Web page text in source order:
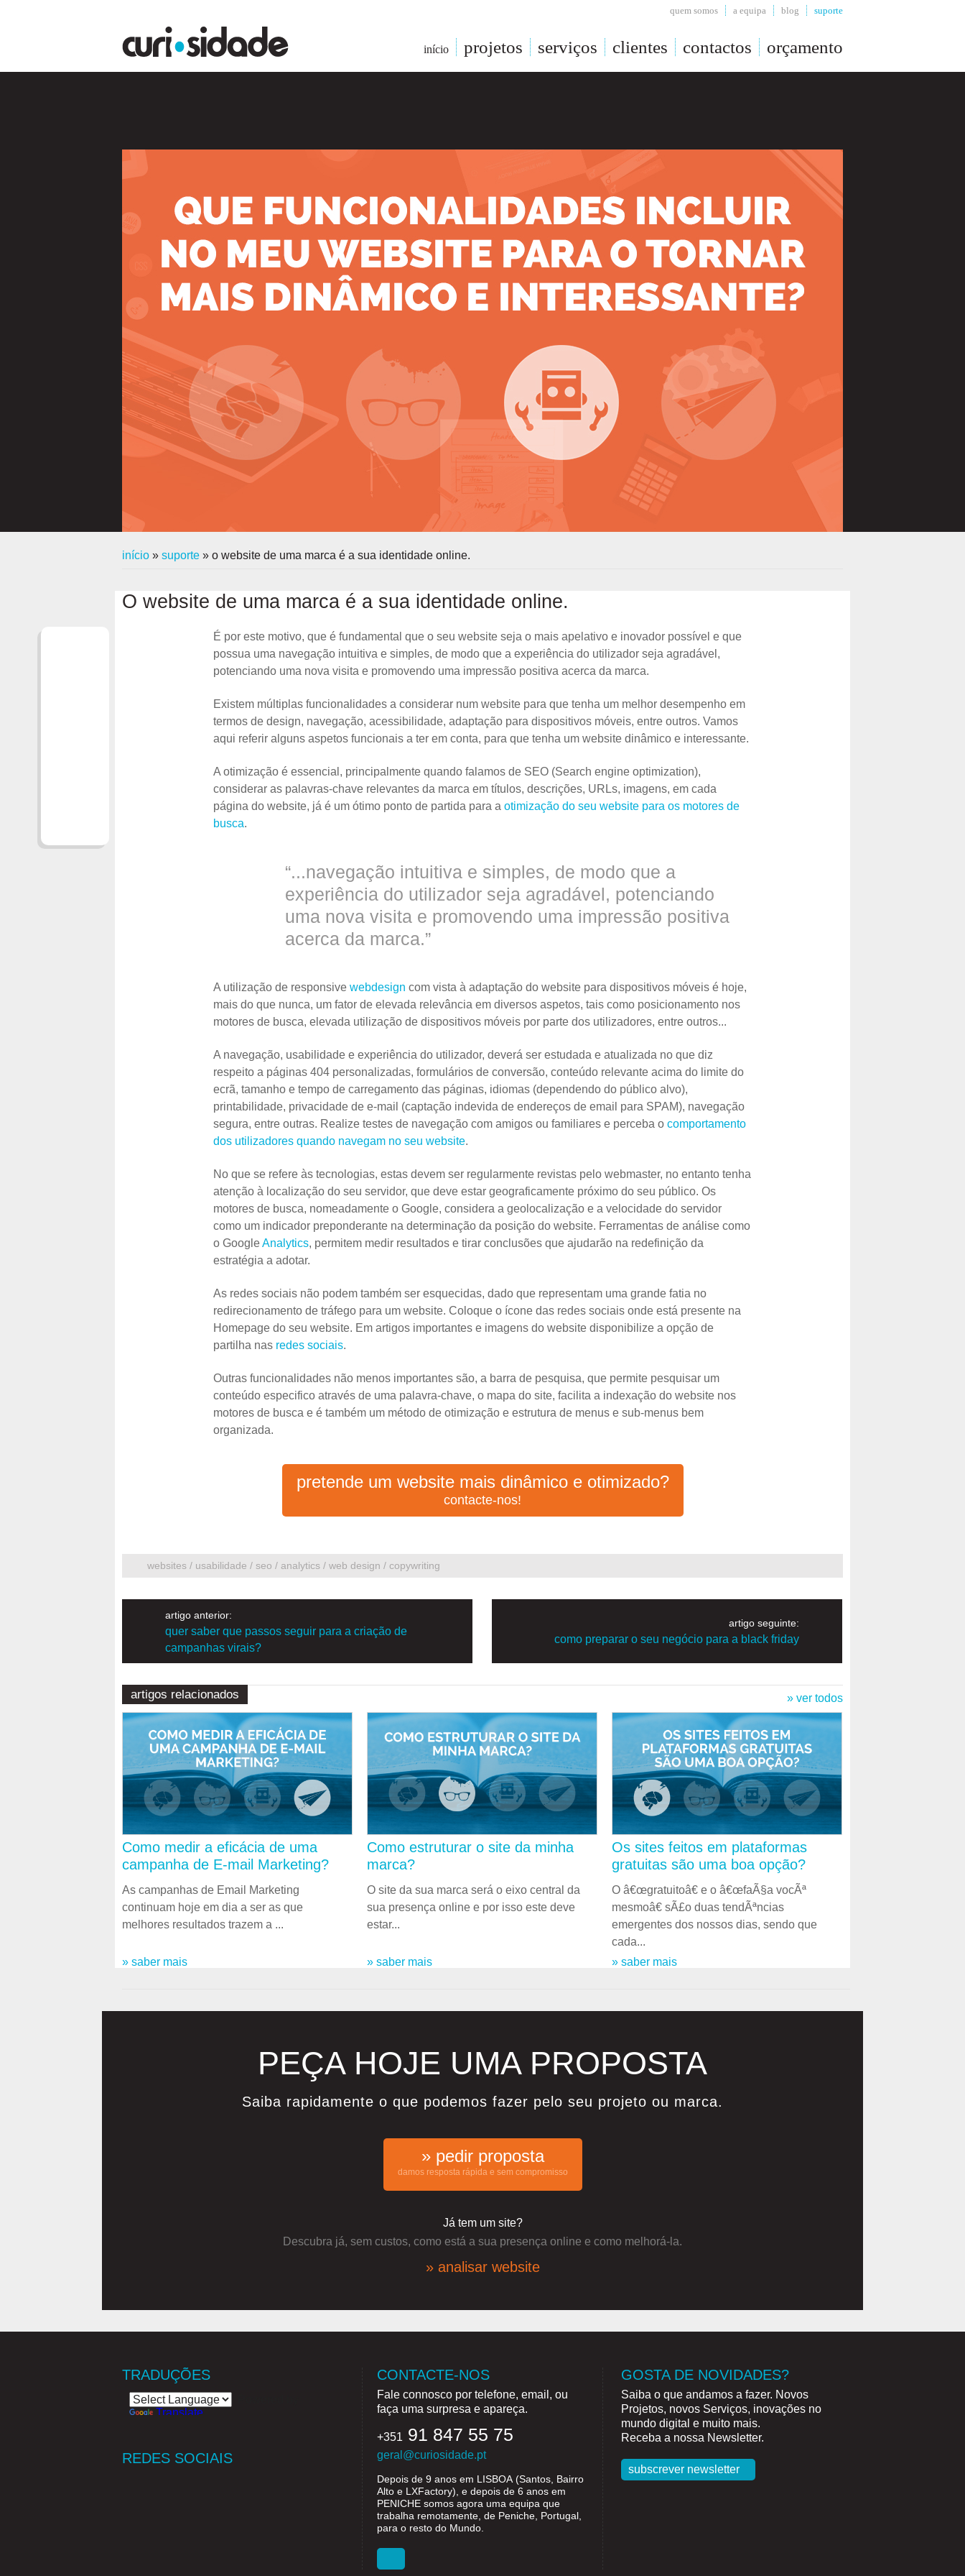
quem somos a equipa blog suporte
início projetos serviços clientes contactos orçamento
início » suporte » o website de uma marca é a sua identidade online.
O website de uma marca é a sua identidade online.
É por este motivo, que é fundamental que o seu website seja o mais apelativo e inovador possível e que
possua uma navegação intuitiva e simples, de modo que a experiência do utilizador seja agradável,
potenciando uma nova visita e promovendo uma impressão positiva acerca da marca.
Existem múltiplas funcionalidades a considerar num website para que tenha um melhor desempenho em
termos de design, navegação, acessibilidade, adaptação para dispositivos móveis, entre outros. Vamos
aqui referir alguns aspetos funcionais a ter em conta, para que tenha um website dinâmico e interessante.
A otimização é essencial, principalmente quando falamos de SEO (Search engine optimization),
considerar as palavras-chave relevantes da marca em títulos, descrições, URLs, imagens, em cada
página do website, já é um ótimo ponto de partida para a otimização do seu website para os motores de
busca.
“...navegação intuitiva e simples, de modo que a
experiência do utilizador seja agradável, potenciando
uma nova visita e promovendo uma impressão positiva
acerca da marca.”
A utilização de responsive webdesign com vista à adaptação do website para dispositivos móveis é hoje,
mais do que nunca, um fator de elevada relevância em diversos aspetos, tais como posicionamento nos
motores de busca, elevada utilização de dispositivos móveis por parte dos utilizadores, entre outros...
A navegação, usabilidade e experiência do utilizador, deverá ser estudada e atualizada no que diz
respeito a páginas 404 personalizadas, formulários de conversão, conteúdo relevante acima do limite do
ecrã, tamanho e tempo de carregamento das páginas, idiomas (dependendo do público alvo),
printabilidade, privacidade de e-mail (captação indevida de endereços de email para SPAM), navegação
segura, entre outras. Realize testes de navegação com amigos ou familiares e perceba o comportamento
dos utilizadores quando navegam no seu website.
No que se refere às tecnologias, estas devem ser regularmente revistas pelo webmaster, no entanto tenha
atenção à localização do seu servidor, que deve estar geograficamente próximo do seu público. Os
motores de busca, nomeadamente o Google, considera a geolocalização e a velocidade do servidor
como um indicador preponderante na determinação da posição do website. Ferramentas de análise como
o GoogleAnalytics, permitem medir resultados e tirar conclusões que ajudarão na redefinição da
estratégia a adotar.
As redes sociais não podem também ser esquecidas, dado que representam uma grande fatia no
redirecionamento de tráfego para um website. Coloque o ícone das redes sociais onde está presente na
Homepage do seu website. Em artigos importantes e imagens do website disponibilize a opção de
partilha nas redes sociais.
Outras funcionalidades não menos importantes são, a barra de pesquisa, que permite pesquisar um
conteúdo especifico através de uma palavra-chave, o mapa do site, facilita a indexação do website nos
motores de busca e é também um método de otimização e estrutura de menus e sub-menus bem
organizada.
pretende um website mais dinâmico e otimizado?
contacte-nos!
websites / usabilidade / seo / analytics / web design / copywriting
artigo anterior:
quer saber que passos seguir para a criação de
campanhas virais?
artigo seguinte:
como preparar o seu negócio para a black friday
artigos relacionados » ver todos
Como medir a eficácia de uma
campanha de E-mail Marketing?
As campanhas de Email Marketing
continuam hoje em dia a ser as que
melhores resultados trazem a ...
» saber mais
Como estruturar o site da minha
marca?
O site da sua marca será o eixo central da
sua presença online e por isso este deve
estar...
» saber mais
Os sites feitos em plataformas
gratuitas são uma boa opção?
O â€œgratuitoâ€ e o â€œfaÃ§a vocÃª
mesmoâ€ sÃ£o duas tendÃªncias
emergentes dos nossos dias, sendo que
cada...
» saber mais
PEÇA HOJE UMA PROPOSTA
Saiba rapidamente o que podemos fazer pelo seu projeto ou marca.
» pedir proposta
damos resposta rápida e sem compromisso
Já tem um site?
Descubra já, sem custos, como está a sua presença online e como melhorá-la.
» analisar website
TRADUÇÕES
Translate
REDES SOCIAIS
CONTACTE-NOS
Fale connosco por telefone, email, ou
faça uma surpresa e apareça.
+351 91 847 55 75
geral@curiosidade.pt
Depois de 9 anos em LISBOA (Santos, Bairro
Alto e LXFactory), e depois de 6 anos em
PENICHE somos agora uma equipa que
trabalha remotamente, de Peniche, Portugal,
para o resto do Mundo.
GOSTA DE NOVIDADES?
Saiba o que andamos a fazer. Novos
Projetos, novos Serviços, inovações no
mundo digital e muito mais.
Receba a nossa Newsletter.
subscrever newsletter